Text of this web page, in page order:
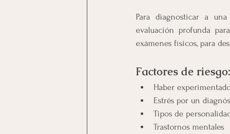
Para diagnosticar a
evaluación profunda
exámenes físicos, para
Factores de riesgo:
Haber
Estrés por un
Tipos de
Trastornos mentales